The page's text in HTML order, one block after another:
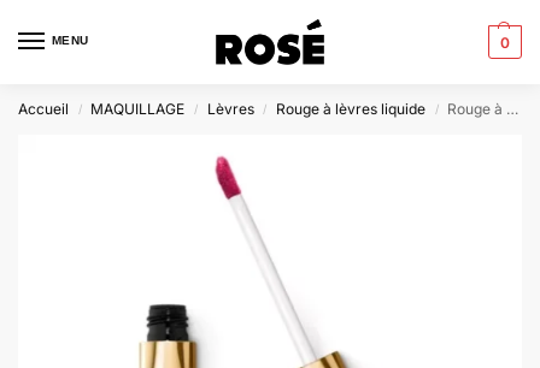
MENU 0
Accueil / MAQUILLAGE / Lèvres / Rouge à lèvres liquide / Rouge à lèvres mat longue durée